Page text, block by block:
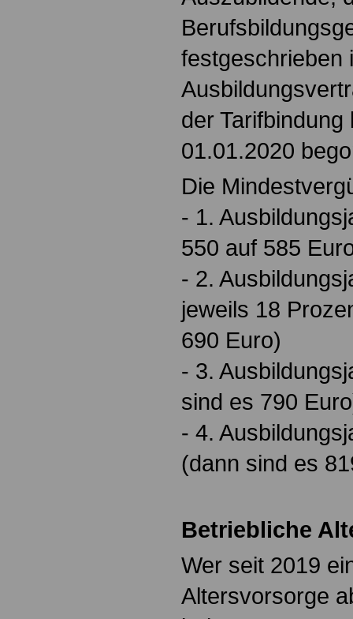
festgeschrieben
der
01.01.2020
Die
- 1.
550 auf 585
- 2.
jeweils 18
690 Euro)
- 3.
sind es 790
- 4.
(dann sind es
Betriebliche
Wer seit 2019
Altersvorsorge